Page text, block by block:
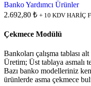
Banko Yardımcı Ürünler
2.692,80 ₺ + 10 KDV HARİÇ
Çekmece Modülü
Bankoları çalışma tablası
Üretim; Üst tablaya asmalı
Bazı banko modelleriniz
ürünlerde asma çekmece